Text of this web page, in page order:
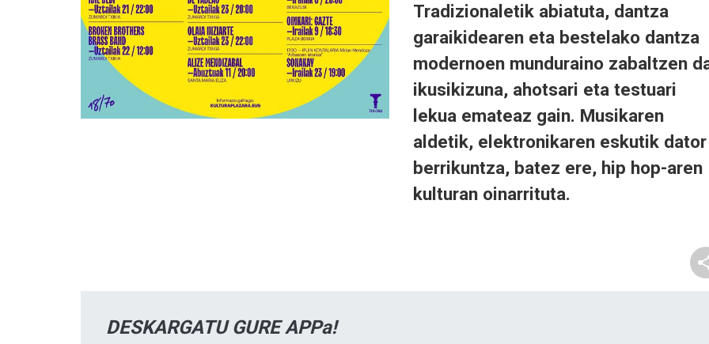
Tradizionaletik abiatuta, dantza
garaikidearen eta bestelako dantza
modernoen munduraino zabaltzen
ikusikizuna, ahotsari eta testuari
lekua emateaz gain. Musikaren
aldetik, elektronikaren eskutik dator
berrikuntza, batez ere, hip hop-aren
kulturan oinarrituta.
DESKARGATU GURE APPa!